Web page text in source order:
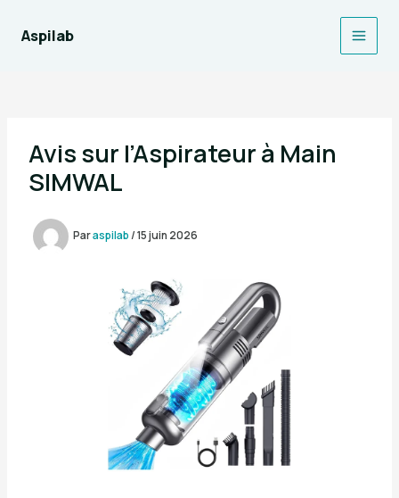
contenu
Aspilab
Main
Avis sur l’Aspirateur à Main
SIMWAL
Paraspilab/15 juin 2026